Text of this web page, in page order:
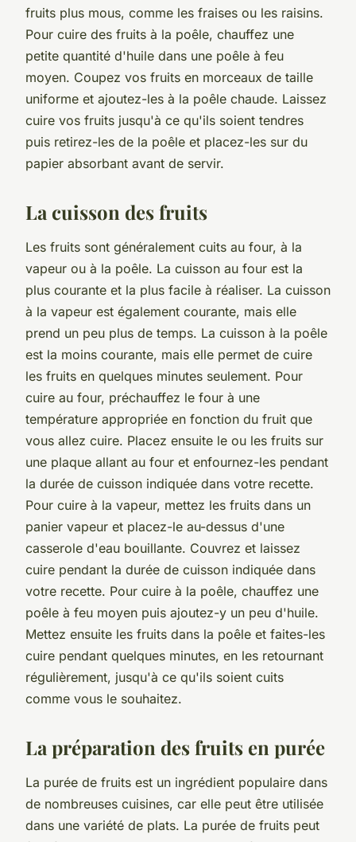
fruits plus mous, comme les fraises ou les raisins.
Pour cuire des fruits à la poêle, chauffez une
petite quantité d'huile dans une poêle à feu
moyen. Coupez vos fruits en morceaux de taille
uniforme et ajoutez-les à la poêle chaude. Laissez
cuire vos fruits jusqu'à ce qu'ils soient tendres
puis retirez-les de la poêle et placez-les sur du
papier absorbant avant de servir.
La cuisson des fruits
Les fruits sont généralement cuits au four, à la
vapeur ou à la poêle. La cuisson au four est la
plus courante et la plus facile à réaliser. La cuisson
à la vapeur est également courante, mais elle
prend un peu plus de temps. La cuisson à la poêle
est la moins courante, mais elle permet de cuire
les fruits en quelques minutes seulement. Pour
cuire au four, préchauffez le four à une
température appropriée en fonction du fruit que
vous allez cuire. Placez ensuite le ou les fruits sur
une plaque allant au four et enfournez-les pendant
la durée de cuisson indiquée dans votre recette.
Pour cuire à la vapeur, mettez les fruits dans un
panier vapeur et placez-le au-dessus d'une
casserole d'eau bouillante. Couvrez et laissez
cuire pendant la durée de cuisson indiquée dans
votre recette. Pour cuire à la poêle, chauffez une
poêle à feu moyen puis ajoutez-y un peu d'huile.
Mettez ensuite les fruits dans la poêle et faites-les
cuire pendant quelques minutes, en les retournant
régulièrement, jusqu'à ce qu'ils soient cuits
comme vous le souhaitez.
La préparation des fruits en purée
La purée de fruits est un ingrédient populaire dans
de nombreuses cuisines, car elle peut être utilisée
dans une variété de plats. La purée de fruits peut